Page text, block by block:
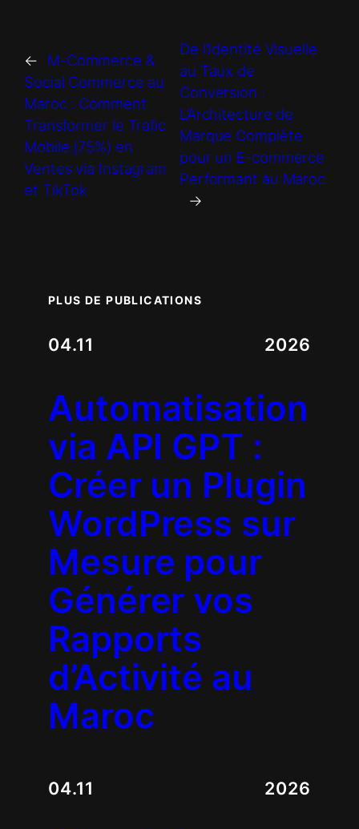
←
M-Commerce &
Social Commerce au
Maroc : Comment
Transformer le Trafic
Mobile (75%) en
Ventes via Instagram
et TikTok
De l’Identité Visuelle
au Taux de
Conversion :
L’Architecture de
Marque Complète
pour un E-commerce
Performant au Maroc
→
PLUS DE PUBLICATIONS
04.11 2026
Automatisation
via API GPT :
Créer un Plugin
WordPress sur
Mesure pour
Générer vos
Rapports
d’Activité au
Maroc
04.11 2026